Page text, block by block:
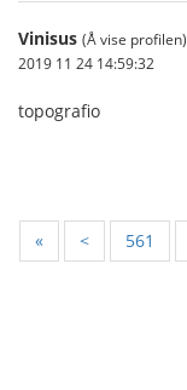
Vinisus (Å vise profilen)
2019 11 24 14:59:32
topografio
« < 561